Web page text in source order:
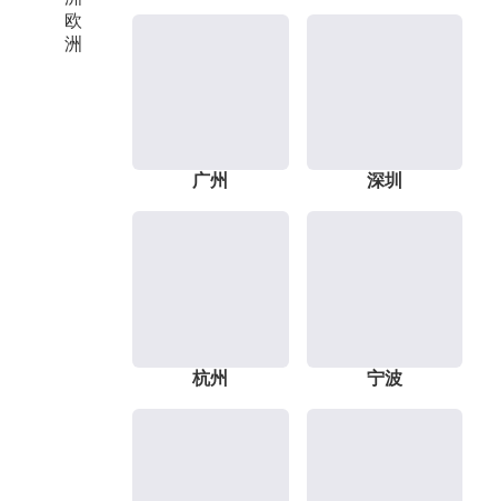
欧
洲
广州 深圳
杭州 宁波